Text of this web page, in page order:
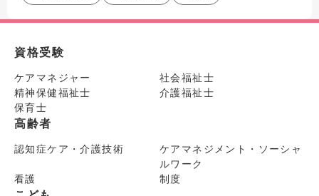
資格受験
ケアマネジャー
社会福祉士
精神保健福祉士
介護福祉士
保育士
高齢者
認知症ケア・介護技術
ケアマネジメント・ソーシャ
ルワーク
看護
制度